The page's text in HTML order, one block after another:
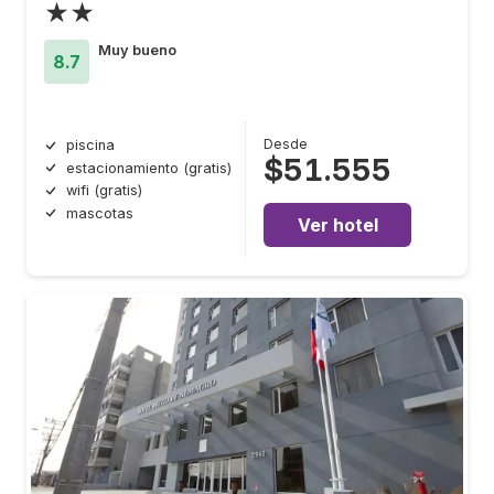
★★
8.7
Muy bueno
piscina
estacionamiento (gratis)
wifi (gratis)
mascotas
Desde
$51.555
Ver hotel